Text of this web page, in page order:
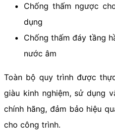
Chống thấm ngược
dụng
Chống thấm đáy tầng
nước âm
Toàn bộ quy trình được
giàu kinh nghiệm, sử dụng
chính hãng, đảm bảo hiệu
cho công trình.